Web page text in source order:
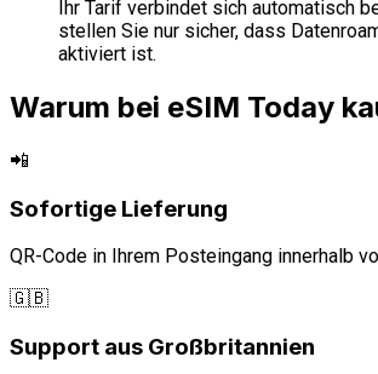
Ihr Tarif verbindet sich automatisch
stellen Sie nur sicher, dass
aktiviert ist.
Warum bei eSIM Today
📲
Sofortige Lieferung
QR-Code in Ihrem Posteingang innerhalb
🇬🇧
Support aus Großbritannien